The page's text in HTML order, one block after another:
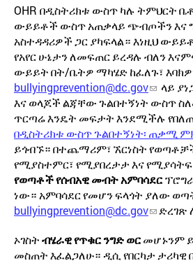
OHR በዲስትሪክቱ ውስጥ ካሉ ትምህርት
ውይይቶች ውስጥአጠቃላይ ጭብጦችንእና
አስተዳዳሪዎች ጋር ያካፍላል። እነዚህ
የአየር ሁኔታንለመፍጠር ይረዳሉ ብለን
ውይይት በት/ቤትዎ ማካሄድ ከፈለጉ፣
bullyingprevention@dc.gov ላይ
እና ወላጆች ልጃቸውጉልበተኝነት ውስጥ
ጥርጣሬእንዴት መፍታት እንደሚችሉ
በዲስትሪክቱ ውስጥጉልበተኝነት፡ ጠቃሚ
ይጎብኙ። በተጨማሪም፣ ኧርነስት
የሚያስተምር፣ የሚያበረታታ እናየሚያሳትፍ
የወጣቶችየሰብአዊ መብትአምባሳደር
ነው። አምባሳደርየመሆንፍላጎት ያለው
bullyingprevention@dc.gov ድረገጽ
ኦገስት ብሄራዊየጥቁርንግድ ወር መሆኑንም
መስጠት እፈልጋለሁ። ዲሲ የበርካታ ታሪካዊ